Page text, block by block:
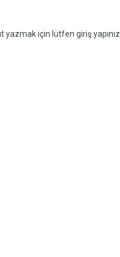
yazmak için lütfen giriş yapınız.